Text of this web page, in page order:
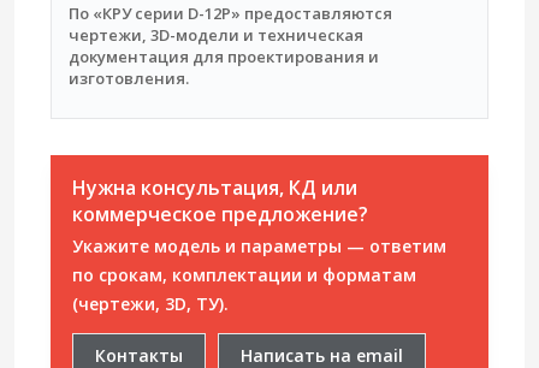
По «КРУ серии D-12P» предоставляются
чертежи, 3D-модели и техническая
документация для проектирования и
изготовления.
Нужна консультация, КД или
коммерческое предложение?
Укажите модель и параметры — ответим
по срокам, комплектации и форматам
(чертежи, 3D, ТУ).
Контакты Написать на email